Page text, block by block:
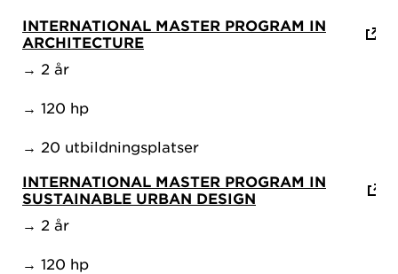
INTERNATIONAL MASTER PROGRAM IN
ARCHITECTURE
→ 2 år
→ 120 hp
→ 20 utbildningsplatser
INTERNATIONAL MASTER PROGRAM IN
SUSTAINABLE URBAN DESIGN
→ 2 år
→ 120 hp